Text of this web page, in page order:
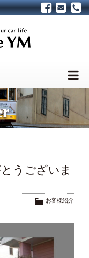
うございま
お客様紹介